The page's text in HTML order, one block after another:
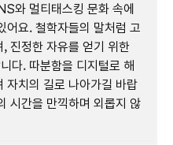
와 멀티태스킹 문화 속에
어요. 철학자들의 말처럼 고
진정한 자유를 얻기 위한
다. 따분함을 디지털로 해
자치의 길로 나아가길 바랍
시간을 만끽하며 외롭지 않